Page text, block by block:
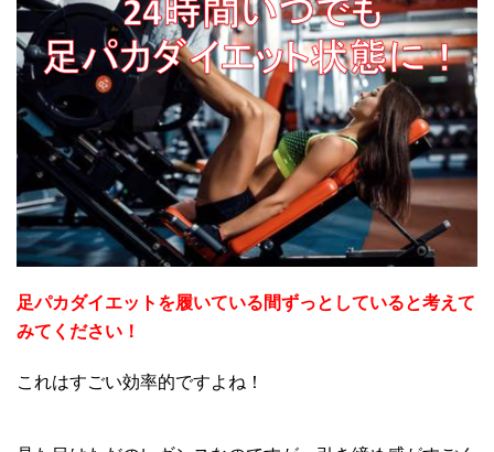
足パカダイエットを履いている間ずっとしていると考えて
みてください！
これはすごい効率的ですよね！